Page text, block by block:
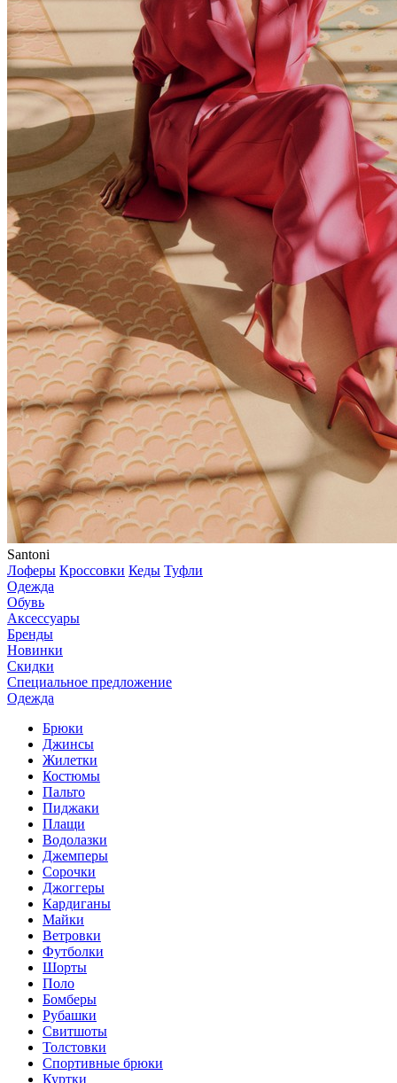
Santoni
Лоферы Кроссовки Кеды Туфли
Одежда
Обувь
Аксессуары
Бренды
Новинки
Скидки
Специальное предложение
Одежда
Брюки
Джинсы
Жилетки
Костюмы
Пальто
Пиджаки
Плащи
Водолазки
Джемперы
Сорочки
Джоггеры
Кардиганы
Майки
Ветровки
Футболки
Шорты
Поло
Бомберы
Рубашки
Свитшоты
Толстовки
Спортивные брюки
Куртки